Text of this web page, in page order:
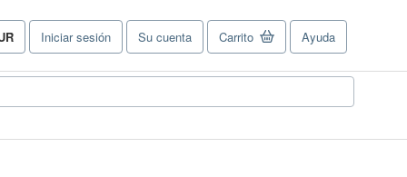
Iniciar sesión Su cuenta Carrito Ayuda